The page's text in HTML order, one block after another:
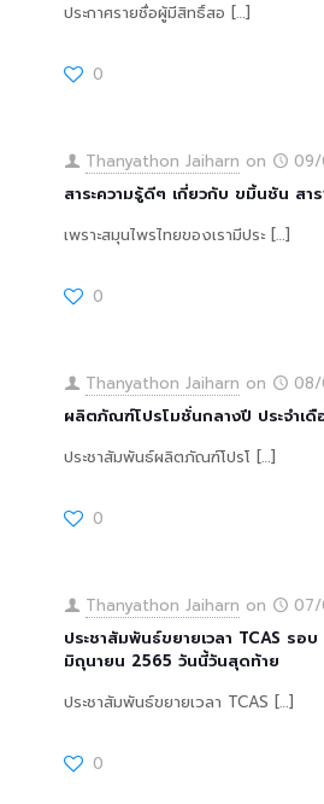
ประกาศรายชื่อผู้มีสิทธิ์สอ […]
0
Thanyathon Jaiharn on
สาระความรู้ดีๆ เกี่ยวกับ ขมิ้นชัน สา
เพราะสมุนไพรไทยของเรามีประ […]
0
Thanyathon Jaiharn on
ผลิตภัณฑ์โปรโมชั่นกลางปี ประจำเ
ประชาสัมพันธ์ผลิตภัณฑ์โปรโ […]
0
Thanyathon Jaiharn on
ประชาสัมพันธ์ขยายเวลา TCAS รอ
มิถุนายน 2565 วันนี้วันสุดท้าย
ประชาสัมพันธ์ขยายเวลา TCAS […]
0